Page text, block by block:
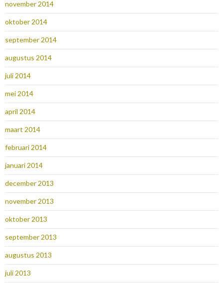
november 2014
oktober 2014
september 2014
augustus 2014
juli 2014
mei 2014
april 2014
maart 2014
februari 2014
januari 2014
december 2013
november 2013
oktober 2013
september 2013
augustus 2013
juli 2013